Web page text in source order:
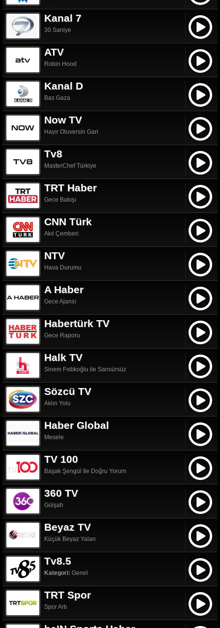
Kanal 7
30 Saniye
ATV
Robin Hood
Kanal D
Bas Gaza
Now TV
Hayır Oluversin Gari
Tv8
MasterChef Türkiye
TRT Haber
Gece Bakışı
CNN Türk
Akıl Çemberi
NTV
Hava Durumu
A Haber
Gece Ajansı
Habertürk TV
Gece Raporu
Halk TV
Sinem Fıstıkoğlu ile Sansürsüz
Sözcü TV
Aklın Yolu
Haber Global
Mesele
TV 100
Başak Şengül Ile Doğru Yorum
360 TV
Gülşah
Beyaz TV
Küçük Beyaz Yalan
Tv8.5
Kategori: Genel
TRT Spor
Spor Artı